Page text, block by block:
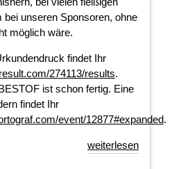
bei unseren Sponsoren, ohne
möglich wäre.
findet Ihr
274113/results.
ist schon fertig. Eine
findet Ihr
event/12877#expanded.
weiterlesen